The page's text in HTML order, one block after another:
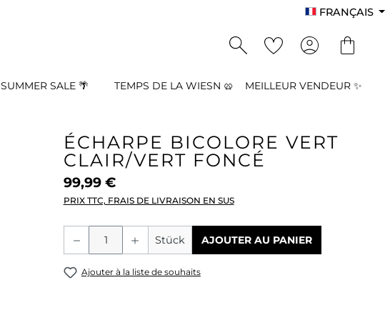
FRANÇAIS
SUMMER SALE 🌴 TEMPS DE LA WIESN 🥨 MEILLEUR VENDEUR ✨
ÉCHARPE BICOLORE VERT
CLAIR/VERT FONCÉ
99,99 €
PRIX TTC, FRAIS DE LIVRAISON EN SUS
Quantité de produit : Entrez la
Stück AJOUTER AU PANIER
Ajouter à la liste de souhaits